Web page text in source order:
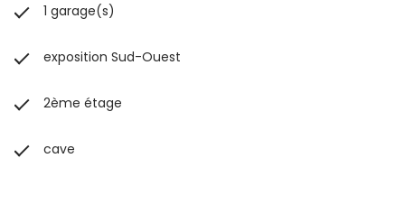
1 garage(s)
exposition Sud-Ouest
2ème étage
cave